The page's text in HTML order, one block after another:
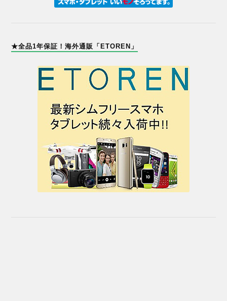
★全品1年保証！海外通販「ETOREN」